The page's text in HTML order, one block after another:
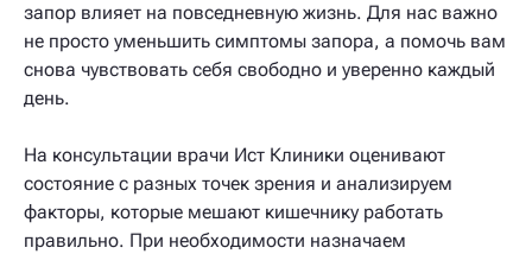
запор влияет на повседневную жизнь. Для нас важно
не просто уменьшить симптомы запора, а помочь вам
снова чувствовать себя свободно и уверенно каждый
день.
На консультации врачи Ист Клиники оценивают
состояние с разных точек зрения и анализируем
факторы, которые мешают кишечнику работать
правильно. При необходимости назначаем